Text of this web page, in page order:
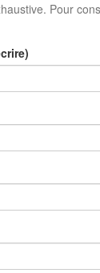
Pour